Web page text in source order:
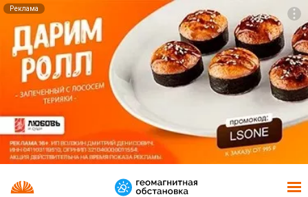
Реклама